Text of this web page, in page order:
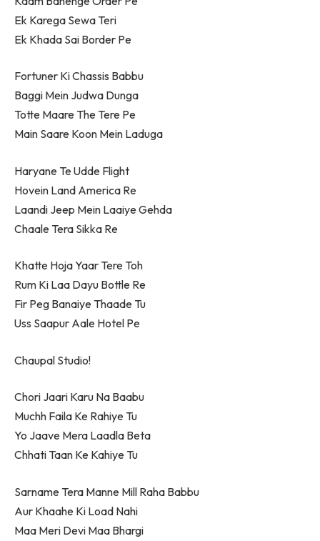
Ek Karega Sewa Teri
Ek Khada Sai Border Pe
Fortuner Ki Chassis Babbu
Baggi Mein Judwa Dunga
Totte Maare The Tere Pe
Main Saare Koon Mein Laduga
Haryane Te Udde Flight
Hovein Land America Re
Laandi Jeep Mein Laaiye Gehda
Chaale Tera Sikka Re
Khatte Hoja Yaar Tere Toh
Rum Ki Laa Dayu Bottle Re
Fir Peg Banaiye Thaade Tu
Uss Saapur Aale Hotel Pe
Chaupal Studio!
Chori Jaari Karu Na Baabu
Muchh Faila Ke Rahiye Tu
Yo Jaave Mera Laadla Beta
Chhati Taan Ke Kahiye Tu
Sarname Tera Manne Mill Raha Babbu
Aur Khaahe Ki Load Nahi
Maa Meri Devi Maa Bhargi